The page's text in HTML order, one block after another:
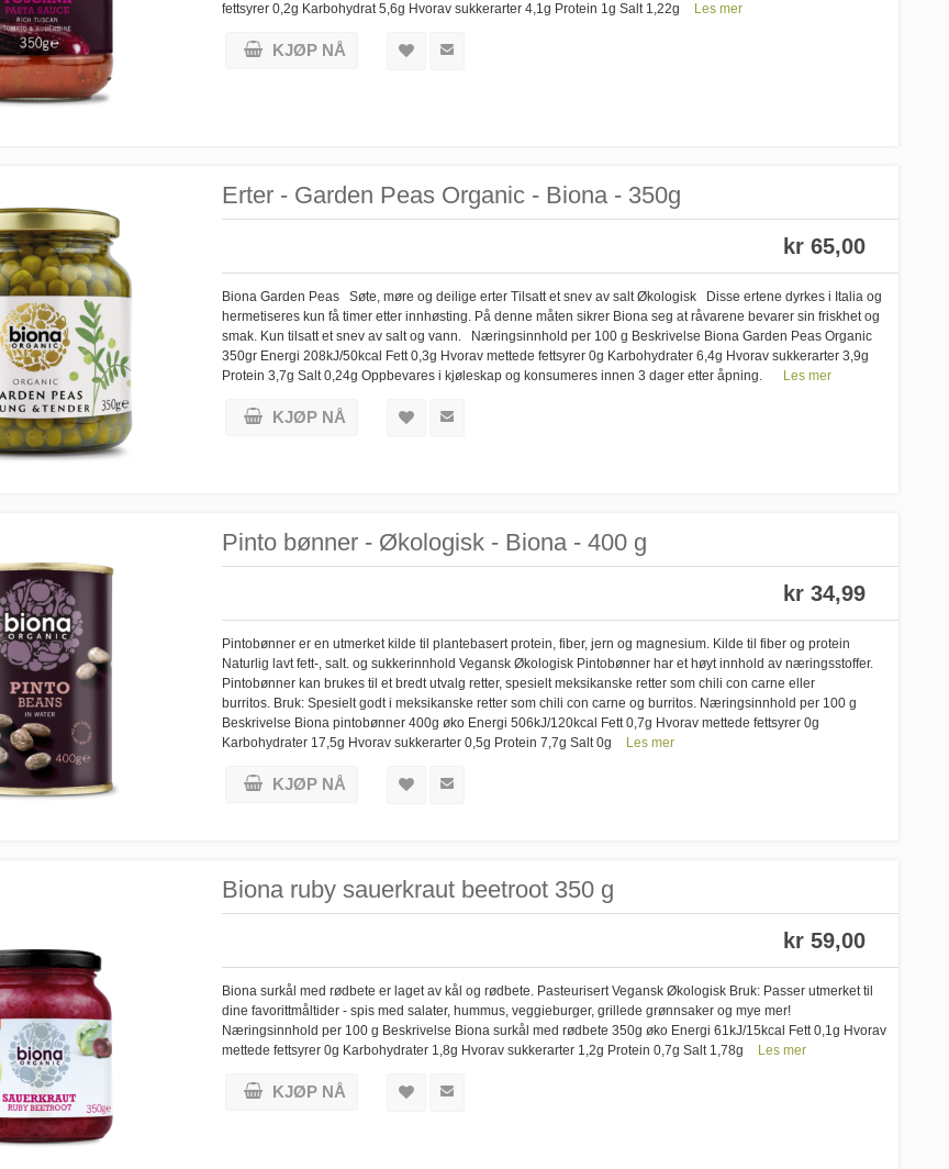
fettsyrer 0,2g Karbohydrat 5,6g Hvorav sukkerarter 4,1g Protein 1g Salt 1,22g
Les mer
KJØP NÅ
Erter - Garden Peas Organic - Biona - 350g
kr 65,00
Biona Garden Peas Søte, møre og deilige erter Tilsatt et snev av salt Økologisk Disse ertene dyrkes i Italia og
hermetiseres kun få timer etter innhøsting. På denne måten sikrer Biona seg at råvarene bevarer sin friskhet og
smak. Kun tilsatt et snev av salt og vann. Næringsinnhold per 100 g Beskrivelse Biona Garden Peas Organic
350gr Energi 208kJ/50kcal Fett 0,3g Hvorav mettede fettsyrer 0g Karbohydrater 6,4g Hvorav sukkerarter 3,9g
Protein 3,7g Salt 0,24g Oppbevares i kjøleskap og konsumeres innen 3 dager etter åpning.
Les mer
KJØP NÅ
Pinto bønner - Økologisk - Biona - 400 g
kr 34,99
Pintobønner er en utmerket kilde til plantebasert protein, fiber, jern og magnesium. Kilde til fiber og protein
Naturlig lavt fett-, salt. og sukkerinnhold Vegansk Økologisk Pintobønner har et høyt innhold av næringsstoffer.
Pintobønner kan brukes til et bredt utvalg retter, spesielt meksikanske retter som chili con carne eller
burritos. Bruk: Spesielt godt i meksikanske retter som chili con carne og burritos. Næringsinnhold per 100 g
Beskrivelse Biona pintobønner 400g øko Energi 506kJ/120kcal Fett 0,7g Hvorav mettede fettsyrer 0g
Karbohydrater 17,5g Hvorav sukkerarter 0,5g Protein 7,7g Salt 0g
Les mer
KJØP NÅ
Biona ruby sauerkraut beetroot 350 g
kr 59,00
Biona surkål med rødbete er laget av kål og rødbete. Pasteurisert Vegansk Økologisk Bruk: Passer utmerket til
dine favorittmåltider - spis med salater, hummus, veggieburger, grillede grønnsaker og mye mer!
Næringsinnhold per 100 g Beskrivelse Biona surkål med rødbete 350g øko Energi 61kJ/15kcal Fett 0,1g Hvorav
mettede fettsyrer 0g Karbohydrater 1,8g Hvorav sukkerarter 1,2g Protein 0,7g Salt 1,78g
Les mer
KJØP NÅ